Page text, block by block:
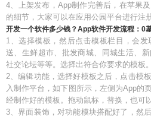
4、上架发布，App制作完善后，在苹果
的细节，大家可以在应用公园平台进行注
开发一个软件多少钱？App软件开发流程：0
1、选择模板，然后点击模板栏目，会
送、生鲜超市、批发商城、同城生活、
社交论坛等等。选择出符合你要求的模板。
2、编辑功能，选择好模板之后，点击模
入制作平台，如下图所示，左侧为App的
经制作好的模板。拖动鼠标，替换，也可
3、界面装饰，对功能模块搭配好了，然